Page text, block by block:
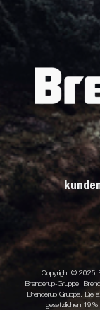
Copyright © 2025
Brenderup-Gruppe.
Brenderup Gruppe. Die
gesetzlichen